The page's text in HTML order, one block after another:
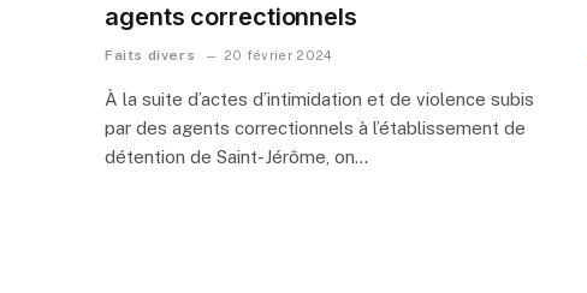
agents correctionnels
Faits divers 20 février 2024
À la suite d’actes d’intimidation et de violence subis
par des agents correctionnels à l’établissement de
détention de Saint-Jérôme, on…